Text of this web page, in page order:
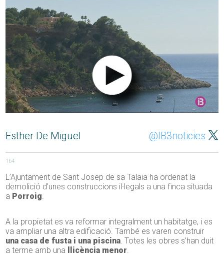
Esther De Miguel @IB3noticies
164
L’Ajuntament de Sant Josep de sa Talaia ha ordenat la
demolició d’unes construccions il·legals a una finca situada
a Porroig.
A la propietat es va reformar integralment un habitatge, i es
va ampliar una altra edificació. També es varen construir
una casa de fusta i una piscina. Totes les obres s’han duit
a terme amb una
llicència menor.